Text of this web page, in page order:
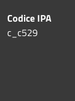
Codice IPA
c_c529